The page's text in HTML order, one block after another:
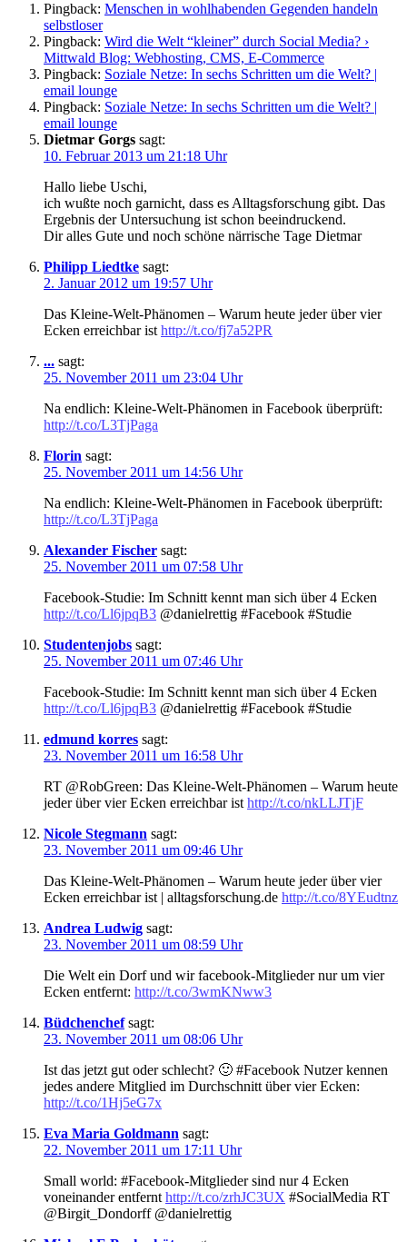
Pingback: Menschen in wohlhabenden Gegenden handeln
selbstloser
Pingback: Wird die Welt “kleiner” durch Social Media? ›
Mittwald Blog: Webhosting, CMS, E-Commerce
Pingback: Soziale Netze: In sechs Schritten um die Welt? |
email lounge
Pingback: Soziale Netze: In sechs Schritten um die Welt? |
email lounge
Dietmar Gorgs sagt:
10. Februar 2013 um 21:18 Uhr
Hallo liebe Uschi,
ich wußte noch garnicht, dass es Alltagsforschung gibt. Das
Ergebnis der Untersuchung ist schon beeindruckend.
Dir alles Gute und noch schöne närrische Tage Dietmar
Philipp Liedtke sagt:
2. Januar 2012 um 19:57 Uhr
Das Kleine-Welt-Phänomen – Warum heute jeder über vier
Ecken erreichbar isthttp://t.co/fj7a52PR
... sagt:
25. November 2011 um 23:04 Uhr
Na endlich: Kleine-Welt-Phänomen in Facebook überprüft:
http://t.co/L3TjPaga
Florin sagt:
25. November 2011 um 14:56 Uhr
Na endlich: Kleine-Welt-Phänomen in Facebook überprüft:
http://t.co/L3TjPaga
Alexander Fischer sagt:
25. November 2011 um 07:58 Uhr
Facebook-Studie: Im Schnitt kennt man sich über 4 Ecken
http://t.co/Ll6jpqB3 @danielrettig #Facebook #Studie
Studentenjobs sagt:
25. November 2011 um 07:46 Uhr
Facebook-Studie: Im Schnitt kennt man sich über 4 Ecken
http://t.co/Ll6jpqB3 @danielrettig #Facebook #Studie
edmund korres sagt:
23. November 2011 um 16:58 Uhr
RT @RobGreen: Das Kleine-Welt-Phänomen – Warum heute
jeder über vier Ecken erreichbar isthttp://t.co/nkLLJTjF
Nicole Stegmann sagt:
23. November 2011 um 09:46 Uhr
Das Kleine-Welt-Phänomen – Warum heute jeder über vier
Ecken erreichbar ist | alltagsforschung.de http://t.co/8YEudtnz
Andrea Ludwig sagt:
23. November 2011 um 08:59 Uhr
Die Welt ein Dorf und wir facebook-Mitglieder nur um vier
Ecken entfernt: http://t.co/3wmKNww3
Büdchenchef sagt:
23. November 2011 um 08:06 Uhr
Ist das jetzt gut oder schlecht? 🙂 #Facebook Nutzer kennen
jedes andere Mitglied im Durchschnitt über vier Ecken:
http://t.co/1Hj5eG7x
Eva Maria Goldmann sagt:
22. November 2011 um 17:11 Uhr
Small world: #Facebook-Mitglieder sind nur 4 Ecken
voneinander entfernthttp://t.co/zrhJC3UX #SocialMedia RT
@Birgit_Dondorff @danielrettig